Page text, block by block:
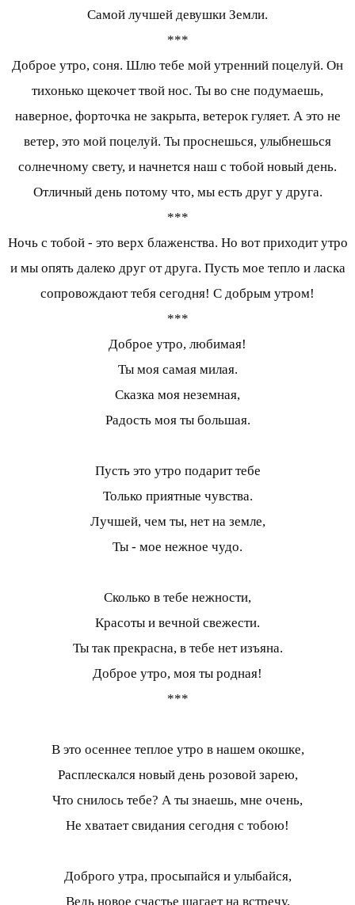
Самой лучшей девушки Земли.
***
Доброе утро, соня. Шлю тебе мой утренний поцелуй. Он
тихонько щекочет твой нос. Ты во сне подумаешь,
наверное, форточка не закрыта, ветерок гуляет. А это не
ветер, это мой поцелуй. Ты проснешься, улыбнешься
солнечному свету, и начнется наш с тобой новый день.
Отличный день потому что, мы есть друг у друга.
***
Ночь с тобой - это верх блаженства. Но вот приходит утро
и мы опять далеко друг от друга. Пусть мое тепло и ласка
сопровождают тебя сегодня! С добрым утром!
***
Доброе утро, любимая!
Ты моя самая милая.
Сказка моя неземная,
Радость моя ты большая.
Пусть это утро подарит тебе
Только приятные чувства.
Лучшей, чем ты, нет на земле,
Ты - мое нежное чудо.
Сколько в тебе нежности,
Красоты и вечной свежести.
Ты так прекрасна, в тебе нет изъяна.
Доброе утро, моя ты родная!
***
В это осеннее теплое утро в нашем окошке,
Расплескался новый день розовой зарею,
Что снилось тебе? А ты знаешь, мне очень,
Не хватает свидания сегодня с тобою!
Доброго утра, просыпайся и улыбайся,
Ведь новое счастье шагает на встречу,